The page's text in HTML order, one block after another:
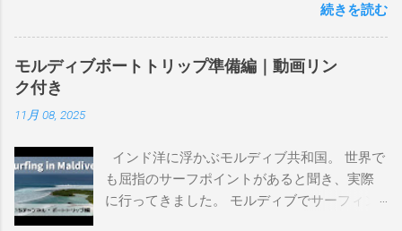
を書き残しているページです。 記録と残して
るので、過去のボードたちはもうすでに人に
譲って、手元に無いのがほとんどだけど。 色
んなサーフボードに乗って、サーフィンの世
ーメイドビーチ 最もロングライドしてきたポ
イント スナッパー、レインボーベイ、グリ
ーンマウント、クーリービーチ、キラ、レノ
続きを読む
モルディブボートトリップ準備編｜動画リン
ク付き
11月 08, 2025
インド洋に浮かぶモルディブ共和国。 世界で
も屈指のサーフポイントがあると聞き、実際
に行ってきました。 モルディブでサーフィン